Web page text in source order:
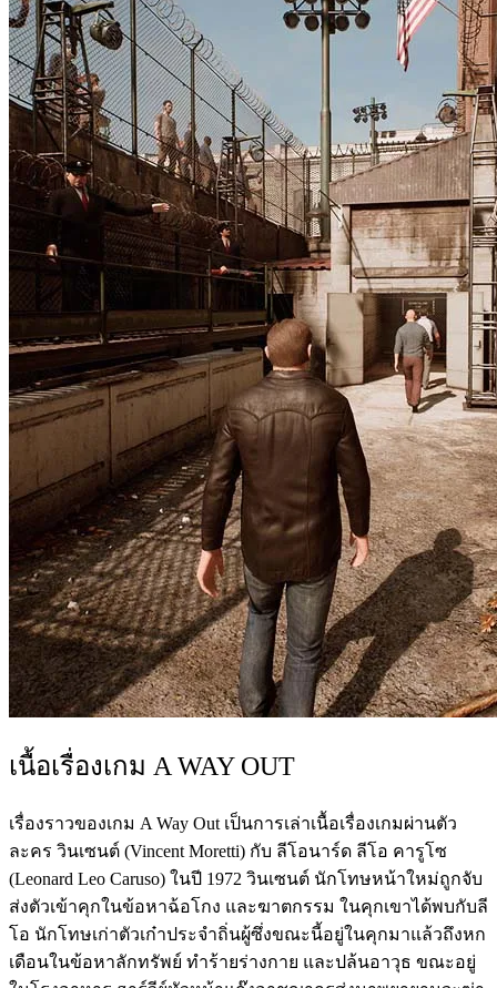
เนื้อเรื่องเกม A WAY OUT
เรื่องราวของเกม A Way Out เป็นการเล่าเนื้อเรื่องเกมผ่านตัว
ละคร วินเซนต์ (Vincent Moretti) กับ ลีโอนาร์ด ลีโอ คารูโซ
(Leonard Leo Caruso) ในปี 1972 วินเซนต์ นักโทษหน้าใหม่ถูกจับ
ส่งตัวเข้าคุกในข้อหาฉ้อโกง และฆาตกรรม ในคุกเขาได้พบกับลี
โอ นักโทษเก่าตัวเก๋าประจำถิ่นผู้ซึ่งขณะนี้อยู่ในคุกมาแล้วถึงหก
เดือนในข้อหาลักทรัพย์ ทำร้ายร่างกาย และปล้นอาวุธ ขณะอยู่